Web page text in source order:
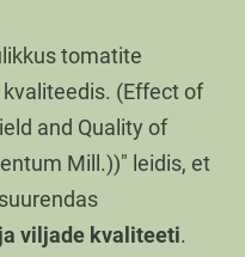
tomatite
(Effect of
and Quality of
Mill.))" leidis, et
viljade kvaliteeti.